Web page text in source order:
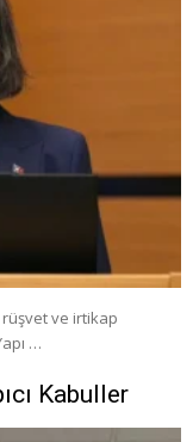
ve irtikap
…
Kabuller